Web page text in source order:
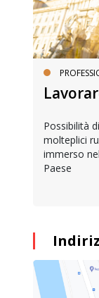
Possibilità
molteplici
immerso
Paese